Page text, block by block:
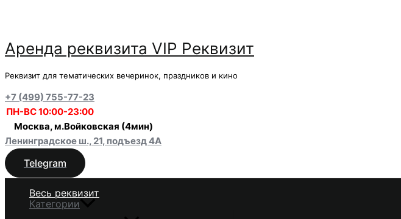
содержимому
Аренда реквизита VIP Реквизит
Реквизит для тематических вечеринок, праздников и кино
+7 (499) 755-77-23
ПН-ВС 10:00-23:00
Москва, м.Войковская (4мин)
Ленинградское ш., 21, подъезд 4А
Telegram
Весь реквизит
Категории